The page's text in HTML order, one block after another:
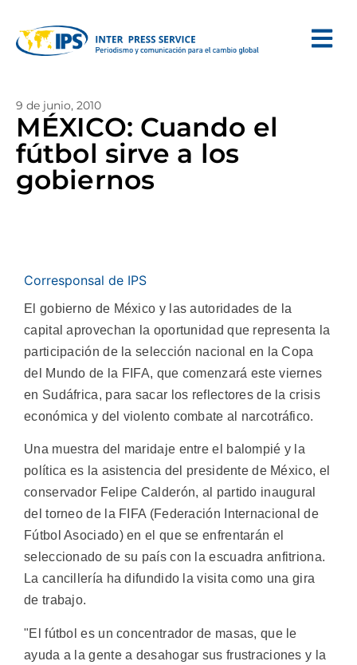
9 de junio, 2010
MÉXICO: Cuando el
fútbol sirve a los
gobiernos
Corresponsal de IPS
El gobierno de México y las autoridades de la
capital aprovechan la oportunidad que representa la
participación de la selección nacional en la Copa
del Mundo de la FIFA, que comenzará este viernes
en Sudáfrica, para sacar los reflectores de la crisis
económica y del violento combate al narcotráfico.
Una muestra del maridaje entre el balompié y la
política es la asistencia del presidente de México, el
conservador Felipe Calderón, al partido inaugural
del torneo de la FIFA (Federación Internacional de
Fútbol Asociado) en el que se enfrentarán el
seleccionado de su país con la escuadra anfitriona.
La cancillería ha difundido la visita como una gira
de trabajo.
"El fútbol es un concentrador de masas, que le
ayuda a la gente a desahogar sus frustraciones y la